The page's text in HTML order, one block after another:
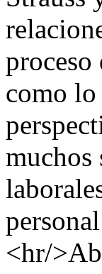
proceso
como lo
muchos
<hr/